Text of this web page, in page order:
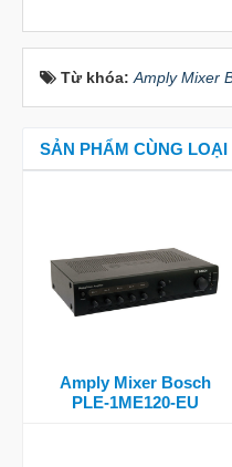
Từ khóa:Amply Mixer
SẢN PHẨM CÙNG LOẠI
Amply Mixer Bosch
PLE-1ME120-EU